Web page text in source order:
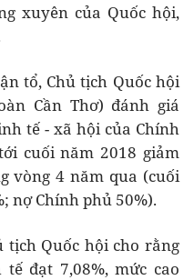
xuyên của Quốc hội,
tổ, Chủ tịch Quốc hội
Cần Thơ) đánh giá
tế - xã hội của Chính
cuối năm 2018 giảm
vòng 4 năm qua (cuối
nợ Chính phủ 50%).
tịch Quốc hội cho rằng
đạt 7,08%, mức cao